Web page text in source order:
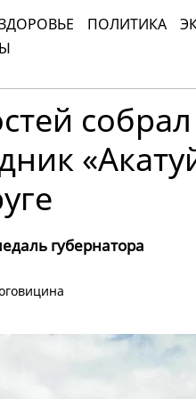
ПОЛИТИКА
собрал
губернатора